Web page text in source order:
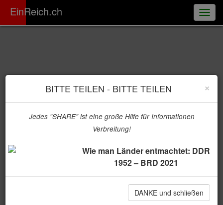
EinReich.ch
ER
×
BITTE TEILEN - BITTE TEILEN
Jedes "SHARE" ist eine große Hilfe für Informationen
Verbreitung!
Wie man Länder entmachtet: DDR
1952 – BRD 2021
DANKE und schließen